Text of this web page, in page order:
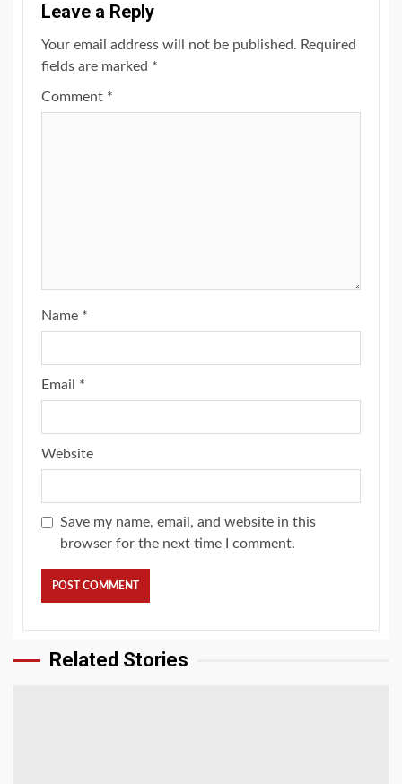
Leave a Reply
Your email address will not be published. Required
fields are marked *
Comment *
Name *
Email *
Website
Save my name, email, and website in this
browser for the next time I comment.
Related Stories